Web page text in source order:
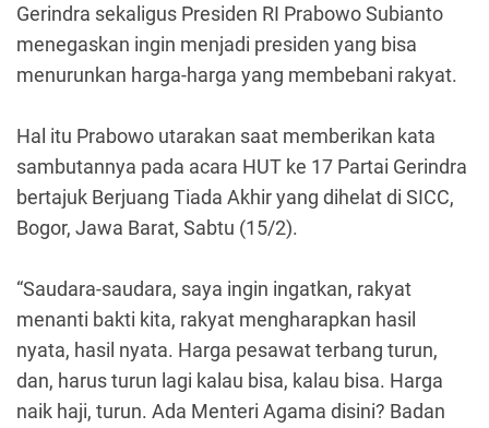
Gerindra sekaligus Presiden RI Prabowo Subianto
menegaskan ingin menjadi presiden yang bisa
menurunkan harga-harga yang membebani rakyat.
Hal itu Prabowo utarakan saat memberikan kata
sambutannya pada acara HUT ke 17 Partai Gerindra
bertajuk Berjuang Tiada Akhir yang dihelat di SICC,
Bogor, Jawa Barat, Sabtu (15/2).
“Saudara-saudara, saya ingin ingatkan, rakyat
menanti bakti kita, rakyat mengharapkan hasil
nyata, hasil nyata. Harga pesawat terbang turun,
dan, harus turun lagi kalau bisa, kalau bisa. Harga
naik haji, turun. Ada Menteri Agama disini? Badan